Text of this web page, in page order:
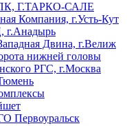
Г.ТАРКО-САЛЕ
Компания, г.Усть-Кут
г.Анадырь
Двина, г.Велиж
нижней головы
РГС, г.Москва
Первоуральск